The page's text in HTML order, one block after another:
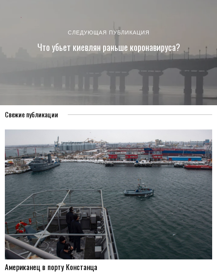
СЛЕДУЮЩАЯ ПУБЛИКАЦИЯ
Что убьет киевлян раньше коронавируса?
Свежие публикации
Американец в порту Констанца